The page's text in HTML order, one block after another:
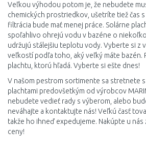
Veľkou výhodou potom je, že nebudete
chemických prostriedkov, ušetríte tiež čas s
filtrácia bude mať menej práce. Solárne
spoľahlivo ohrejú vodu v bazéne o
udržujú stálejšiu teplotu vody. Vyberte si z
veľkostí podľa toho, aký veľký máte bazén.
plachtu, ktorú hľadá. Vyberte si ešte dnes!
V našom pestrom sortimente sa stretnete
plachtami predovšetkým od výrobcov
nebudete vedieť rady s výberom, alebo
neváhajte a kontaktujte nás! Veľkú časť
takže ho ihneď expedujeme. Nakúpte u
ceny!